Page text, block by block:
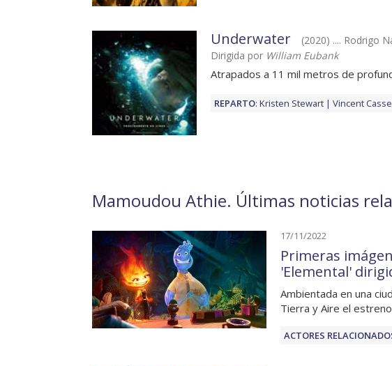
Underwater
(2020) .... Rodrigo
Dirigida por William Eubank
Atrapados a 11 mil metros de
REPARTO: Kristen Stewart Vincent
Mamoudou Athie. Últimas noticias
17/11/2022
Primeras
'Elemental'
Ambientada en una
Tierra y Aire el
ACTORES